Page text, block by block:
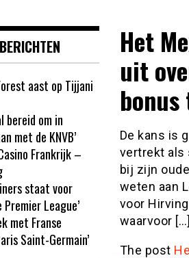
Het
uit
bonus
De kans is
vertrekt als
bij zijn
weten aan
voor
waarvoor […]
The post
aast op Tijjani
bereid om in
met de KNVB’
Frankrijk –
staat voor
League’
met Franse
Saint-Germain’